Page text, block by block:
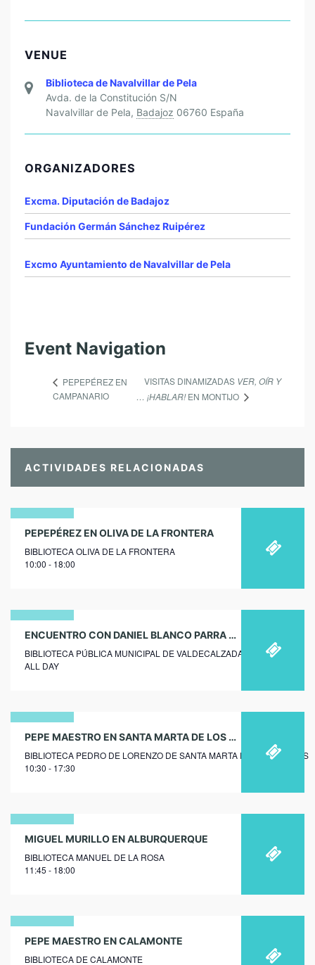
VENUE
Biblioteca de Navalvillar de Pela
Avda. de la Constitución S/N
Navalvillar de Pela, Badajoz 06760 España
ORGANIZADORES
Excma. Diputación de Badajoz
Fundación Germán Sánchez Ruipérez
Excmo Ayuntamiento de Navalvillar de Pela
Event Navigation
PEPEPÉREZ EN
CAMPANARIO
VISITAS DINAMIZADAS VER, OÍR Y
… ¡HABLAR!EN MONTIJO
ACTIVIDADES RELACIONADAS
19
noviembre
2019
PEPEPÉREZ EN OLIVA DE LA FRONTERA
BIBLIOTECA OLIVA DE LA FRONTERA
10:00 - 18:00
08
noviembre
2022
ENCUENTRO CON DANIEL BLANCO PARRA EN LA BIBLIOTECA PÚBLICA MUNICIPAL DE VALDECALZADA
BIBLIOTECA PÚBLICA MUNICIPAL DE VALDECALZADA
ALL DAY
29
enero
2020
PEPE MAESTRO EN SANTA MARTA DE LOS BARROS
BIBLIOTECA PEDRO DE LORENZO DE SANTA MARTA DE LOS BARROS
10:30 - 17:30
12
febrero
2020
MIGUEL MURILLO EN ALBURQUERQUE
BIBLIOTECA MANUEL DE LA ROSA
11:45 - 18:00
12
PEPE MAESTRO EN CALAMONTE
BIBLIOTECA DE CALAMONTE